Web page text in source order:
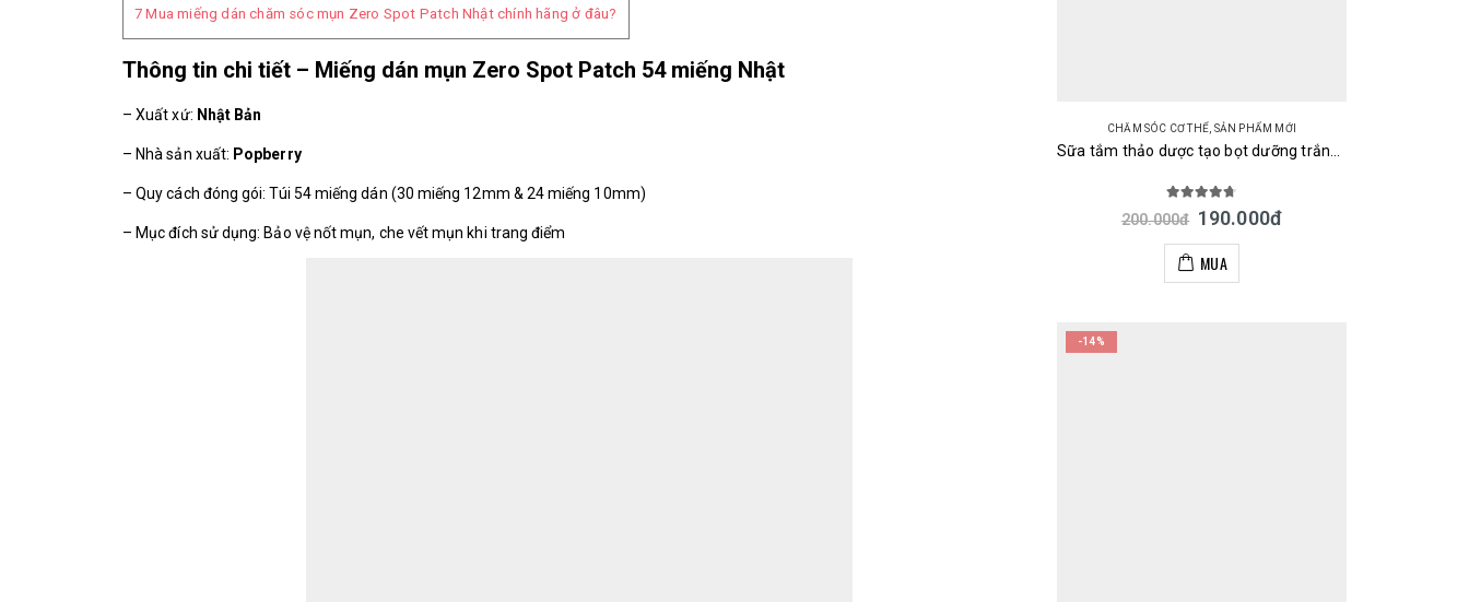
7 Mua miếng dán chăm sóc mụn Zero Spot Patch Nhật chính hãng ở đâu?
Thông tin chi tiết – Miếng dán mụn Zero Spot Patch 54 miếng Nhật
– Xuất xứ: Nhật Bản
– Nhà sản xuất: Popberry
– Quy cách đóng gói: Túi 54 miếng dán (30 miếng 12mm & 24 miếng 10mm)
– Mục đích sử dụng: Bảo vệ nốt mụn, che vết mụn khi trang điểm
CHĂM SÓC CƠ THỂ, SẢN PHẨM MỚI
Sữa tắm thảo dược tạo bọt dưỡng trắng và làm mềm mịn da Softymo Kosé Natu Savon Nhật 500ml
out of 5
200.000đ 190.000đ
MUA
-14%